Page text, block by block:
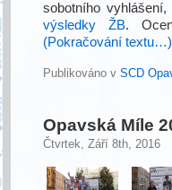
sobotního
výsledky ŽB.
(Pokračování textu…)
Publikováno v SCD
Opavská Míle
Čtvrtek, Září 8th, 2016